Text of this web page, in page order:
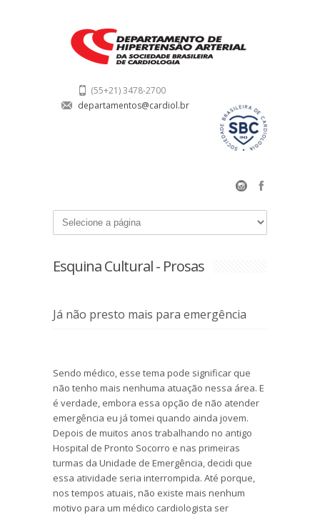
(55+21) 3478-2700
departamentos@cardiol.br
Esquina Cultural - Prosas
Já não presto mais para emergência
Sendo médico, esse tema pode significar que
não tenho mais nenhuma atuação nessa área. E
é verdade, embora essa opção de não atender
emergência eu já tomei quando ainda jovem.
Depois de muitos anos trabalhando no antigo
Hospital de Pronto Socorro e nas primeiras
turmas da Unidade de Emergência, decidi que
essa atividade seria interrompida. Até porque,
nos tempos atuais, não existe mais nenhum
motivo para um médico cardiologista ser